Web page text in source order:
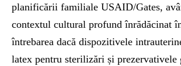
planificării familiale USAID/Gates,
contextul cultural profund înrădăcinat
întrebarea dacă dispozitivele
latex pentru sterilizări și prezervativele